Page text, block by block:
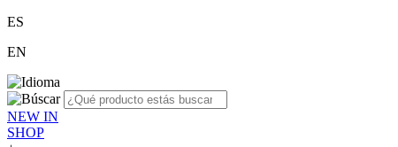
ES
EN
NEW IN
SHOP